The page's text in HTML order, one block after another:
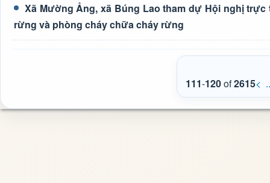
Xã Mường Ảng, xã Búng Lao tham dự Hội nghị
rừng và phòng cháy chữa cháy rừng
111-120of2615<